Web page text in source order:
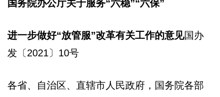
国务院办公厅关于服务“六稳”“六保”
进一步做好“放管服”改革有关工作的意见国办
发〔2021〕10号
各省、自治区、直辖市人民政府，国务院各部